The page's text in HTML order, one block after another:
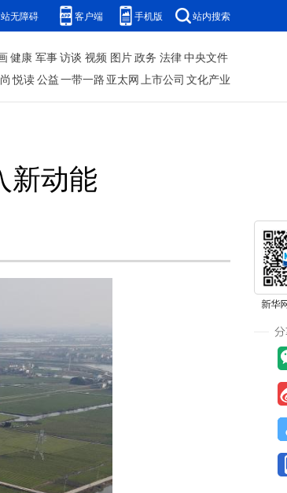
无障碍 客户端 手机版 站内搜索
健康 军事访谈 视频 图片政务 法律中央文件
悦读公益一带一路 亚太网上市公司 文化产业
新动能